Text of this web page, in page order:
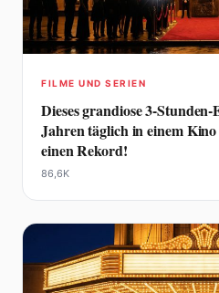
FILME UND SERIEN
Dieses grandiose 3-
Jahren täglich in einem
einen Rekord!
86,6K